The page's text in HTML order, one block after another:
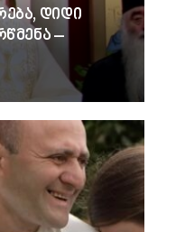
დიდი
–